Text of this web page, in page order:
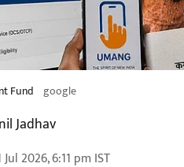
Fund google
Jadhav
Jul 2026, 6:11 pm IST